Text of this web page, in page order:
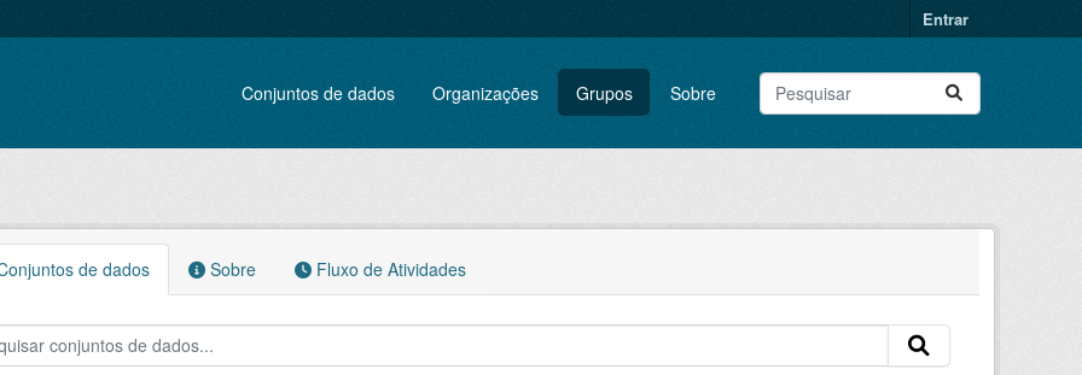
Entrar
Conjuntos de dados Organizações Grupos Sobre
de dados Sobre Fluxo de Atividades